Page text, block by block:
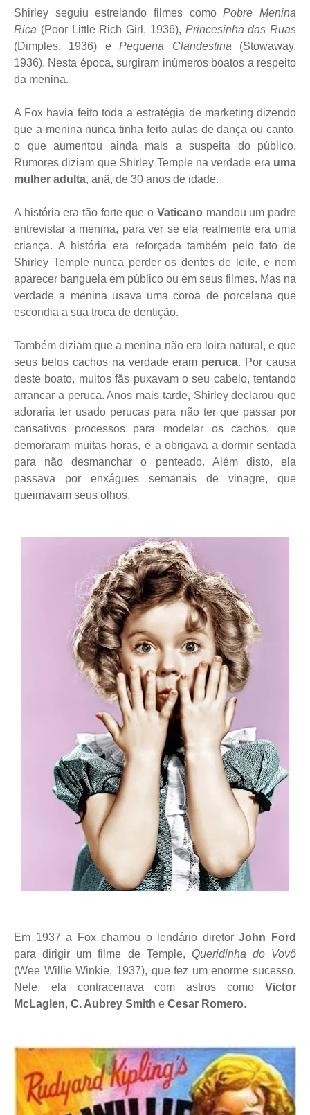
Shirley seguiu estrelando filmes comoPobre Menina
Rica (Poor Little Rich Girl, 1936), Princesinha das Ruas
(Dimples, 1936) ePequena Clandestina (Stowaway,
1936). Nesta época, surgiram inúmeros boatos a respeito
da menina.
A Fox havia feito toda a estratégia de marketing dizendo
que a menina nunca tinha feito aulas de dança ou canto,
o que aumentou ainda mais a suspeita do público.
Rumores diziam que Shirley Temple na verdade era uma
mulher adulta, anã, de 30 anos de idade.
A história era tão forte que o Vaticano mandou um padre
entrevistar a menina, para ver se ela realmente era uma
criança. A história era reforçada também pelo fato de
Shirley Temple nunca perder os dentes de leite, e nem
aparecer banguela em público ou em seus filmes. Mas na
verdade a menina usava uma coroa de porcelana que
escondia a sua troca de dentição.
Também diziam que a menina não era loira natural, e que
seus belos cachos na verdade eram peruca. Por causa
deste boato, muitos fãs puxavam o seu cabelo, tentando
arrancar a peruca. Anos mais tarde, Shirley declarou que
adoraria ter usado perucas para não ter que passar por
cansativos processos para modelar os cachos, que
demoraram muitas horas, e a obrigava a dormir sentada
para não desmanchar o penteado. Além disto, ela
passava por enxágues semanais de vinagre, que
queimavam seus olhos.
Em 1937 a Fox chamou o lendário diretorJohn Ford
para dirigir um filme de Temple, Queridinha do Vovô
(Wee Willie Winkie, 1937), que fez um enorme sucesso.
Nele, ela contracenava com astros como Victor
McLaglen, C. Aubrey Smith e Cesar Romero.